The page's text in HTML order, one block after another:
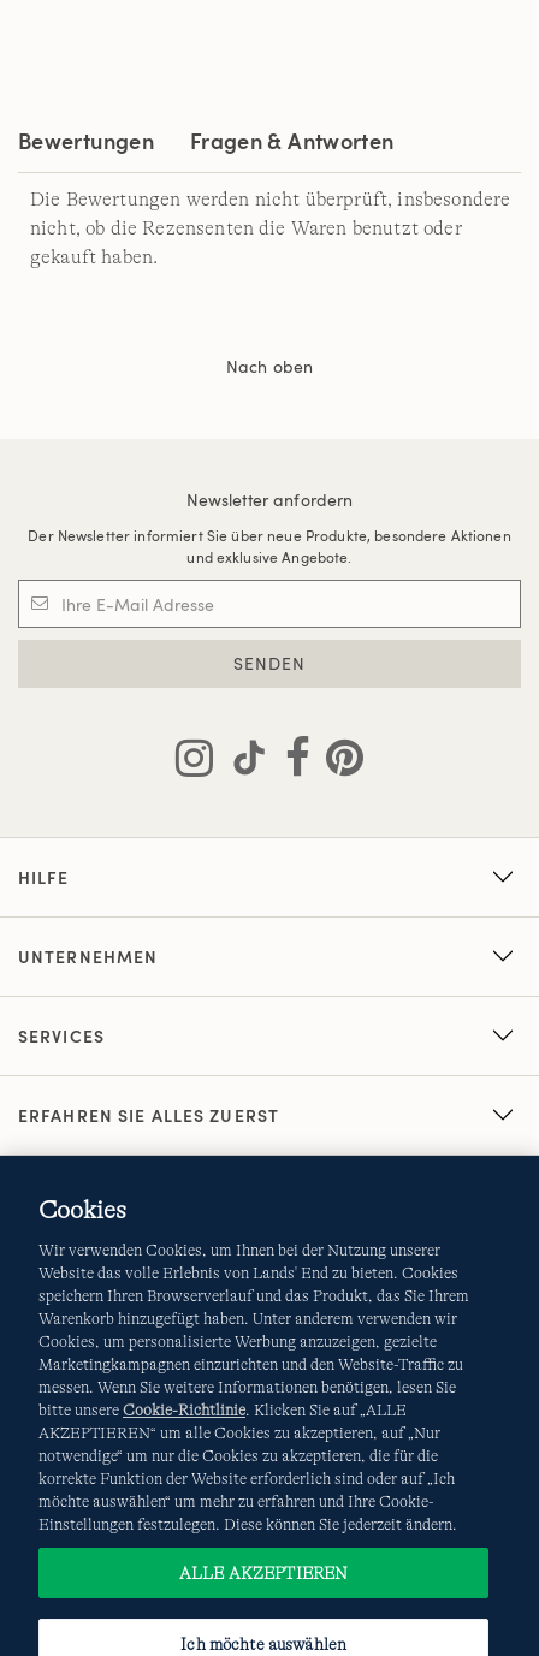
Bewertungen Fragen & Antworten
Die Bewertungen werden nicht überprüft, insbesondere
nicht, ob die Rezensenten die Waren benutzt oder
gekauft haben.
Nach oben
Newsletter anfordern
Der Newsletter informiert Sie über neue Produkte, besondere Aktionen
und exklusive Angebote.
SENDEN
HILFE
UNTERNEHMEN
SERVICES
ERFAHREN SIE ALLES ZUERST
AGB Datenschutz & Sicherheit
Cookies-Ich möchte auswählen Site Map
Internationale Websites
Diese Website ist durch reCAPTCHA geschützt. Es gelten die
DatenschutzerklärungundNutzungsbedingungen
Google.
Cookies
Wir verwenden Cookies, um Ihnen bei der Nutzung unserer
Website das volle Erlebnis von Lands' End zu bieten. Cookies
speichern Ihren Browserverlauf und das Produkt, das Sie Ihrem
Warenkorb hinzugefügt haben. Unter anderem verwenden wir
Cookies, um personalisierte Werbung anzuzeigen, gezielte
Marketingkampagnen einzurichten und den Website-Traffic zu
messen. Wenn Sie weitere Informationen benötigen, lesen Sie
bitte unsere Cookie-Richtlinie. Klicken Sie auf „ALLE
AKZEPTIEREN“ um alle Cookies zu akzeptieren, auf „Nur
notwendige“ um nur die Cookies zu akzeptieren, die für die
korrekte Funktion der Website erforderlich sind oder auf „Ich
möchte auswählen“ um mehr zu erfahren und Ihre Cookie-
Einstellungen festzulegen. Diese können Sie jederzeit ändern.
Ich möchte auswählen
ALLE AKZEPTIEREN